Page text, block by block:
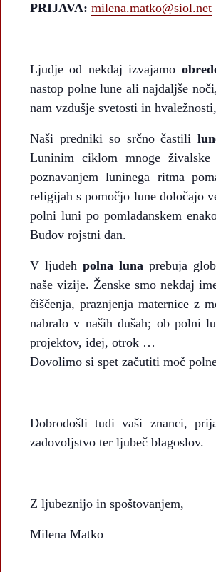
PRIJAVA: milena.matko@siol.net
Ljudje od nekdaj izvajamo
nastop polne lune ali najdaljše
nam vzdušje svetosti in
Naši predniki so srčno častili
Luninim ciklom mnoge
poznavanjem luninega ritma
religijah s pomočjo lune določajo
polni luni po pomladanskem
Budov rojstni dan.
V ljudeh polna lunaprebuja
naše vizije. Ženske smo nekdaj
čiščenja, praznjenja maternice z
nabralo v naših dušah; ob polni
projektov, idej, otrok …
Dovolimo si spet začutiti moč
Dobrodošli tudi vaši znanci,
zadovoljstvo ter ljubeč blagoslov.
Z ljubeznijo in spoštovanjem,
Milena Matko